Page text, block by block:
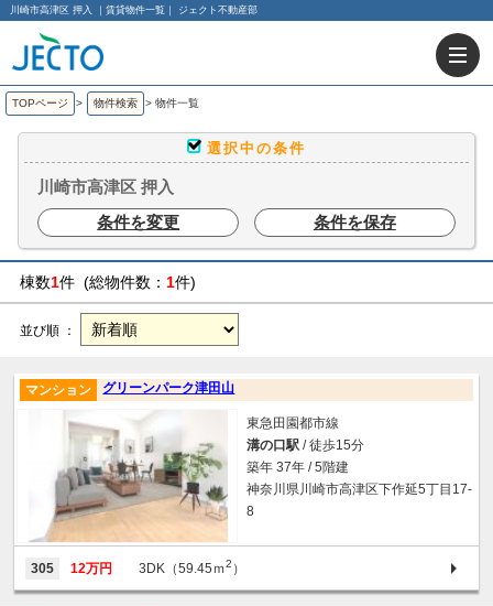
川崎市高津区 押入 ｜賃貸物件一覧｜ ジェクト不動産部
TOPページ > 物件検索 > 物件一覧
選択中の条件
川崎市高津区 押入
条件を変更
条件を保存
棟数1件 (総物件数： 1件)
並び順 ：
グリーンパーク津田山
マンション
東急田園都市線
溝の口駅 / 徒歩15分
築年 37年 / 5階建
神奈川県川崎市高津区下作延5丁目17-
8
305 12万円 3DK（59.45ｍ2 ）